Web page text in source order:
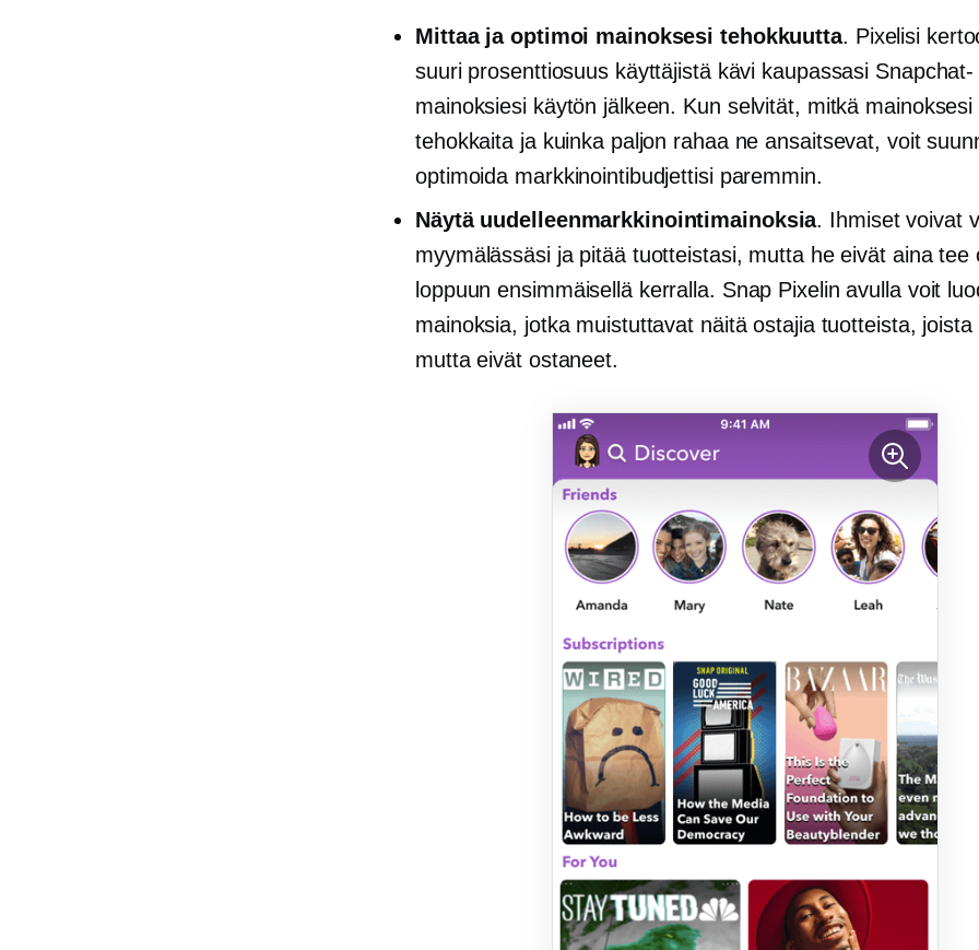
Mittaa ja optimoi mainoksesi tehokkuutta. Pixelisi
suuri prosenttiosuus käyttäjistä kävi kaupassasi Snapchat-
mainoksiesi käytön jälkeen. Kun selvität, mitkä mainoksesi
tehokkaita ja kuinka paljon rahaa ne ansaitsevat, voit
optimoida markkinointibudjettisi paremmin.
Näytä uudelleenmarkkinointimainoksia. Ihmiset voivat
myymälässäsi ja pitää tuotteistasi, mutta he eivät aina tee
​​loppuun ensimmäisellä kerralla. Snap Pixelin avulla voit
mainoksia, jotka muistuttavat näitä ostajia tuotteista, joista
mutta eivät ostaneet.